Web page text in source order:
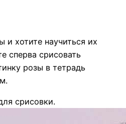
и хотите научиться их
сперва срисовать
розы в тетрадь
срисовки.